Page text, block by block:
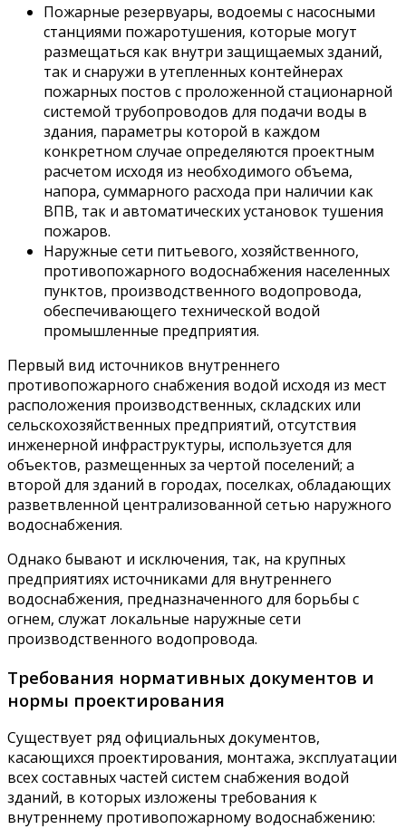
Пожарные резервуары, водоемы с насосными
станциями пожаротушения, которые могут
размещаться как внутри защищаемых зданий,
так и снаружи в утепленных контейнерах
пожарных постов с проложенной стационарной
системой трубопроводов для подачи воды в
здания, параметры которой в каждом
конкретном случае определяются проектным
расчетом исходя из необходимого объема,
напора, суммарного расхода при наличии как
ВПВ, так и автоматических установок тушения
пожаров.
Наружные сети питьевого, хозяйственного,
противопожарного водоснабжения населенных
пунктов, производственного водопровода,
обеспечивающего технической водой
промышленные предприятия.
Первый вид источников внутреннего
противопожарного снабжения водой исходя из мест
расположения производственных, складских или
сельскохозяйственных предприятий, отсутствия
инженерной инфраструктуры, используется для
объектов, размещенных за чертой поселений; а
второй для зданий в городах, поселках, обладающих
разветвленной централизованной сетью наружного
водоснабжения.
Однако бывают и исключения, так, на крупных
предприятиях источниками для внутреннего
водоснабжения, предназначенного для борьбы с
огнем, служат локальные наружные сети
производственного водопровода.
Требования нормативных документов и
нормы проектирования
Существует ряд официальных документов,
касающихся проектирования, монтажа, эксплуатации
всех составных частей систем снабжения водой
зданий, в которых изложены требования к
внутреннему противопожарному водоснабжению: